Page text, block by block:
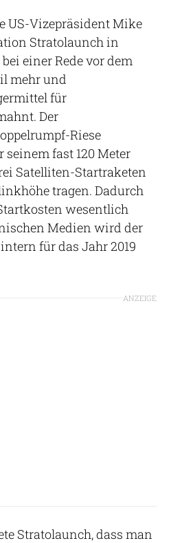
US-Vizepräsident Mike
Stratolaunch in
einer Rede vor dem
mehr und
für
Der
Riese
fast 120 Meter
Satelliten-Startraketen
tragen. Dadurch
wesentlich
Medien wird der
für das Jahr 2019
ANZEIGE
Stratolaunch, dass man